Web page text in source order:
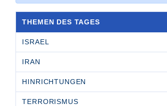
THEMEN DES TAGES
ISRAEL
IRAN
HINRICHTUNGEN
TERRORISMUS